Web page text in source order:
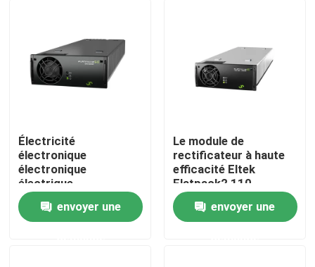
Accueil
A propos de nous
Électricité
électronique
électronique
électrique
électronique
électronique
électronique
envoyer une
Le module de
rectificateur à haute
efficacité Eltek
Flatpack2 110-
125/2000 HE FP2
110/2000 HE WOR
numéro de pièce
envoyer une